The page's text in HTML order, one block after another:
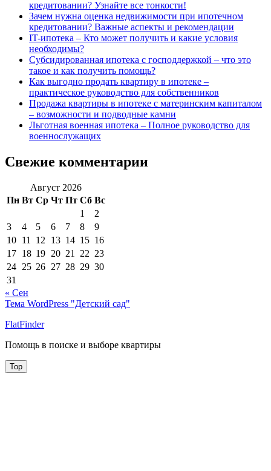
кредитовании? Узнайте все тонкости!
Зачем нужна оценка недвижимости при ипотечном
кредитовании? Важные аспекты и рекомендации
IT-ипотека – Кто может получить и какие условия
необходимы?
Субсидированная ипотека с господдержкой – что это
такое и как получить помощь?
Как выгодно продать квартиру в ипотеке –
практическое руководство для собственников
Продажа квартиры в ипотеке с материнским капиталом
– возможности и подводные камни
Льготная военная ипотека – Полное руководство для
военнослужащих
Свежие комментарии
Август 2026
Пн Вт Ср Чт Пт Сб Вс
1
2
3
4 5 6 7 8
9
10 11 12 13 14 15 16
17 18 19 20 21 22 23
24 25 26 27 28 29 30
31
« Сен
Тема WordPress "Детский сад"
FlatFinder
Помощь в поиске и выборе квартиры
Top